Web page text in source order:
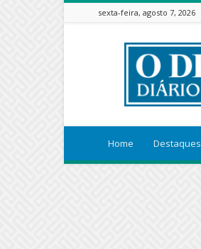
sexta-feira, agosto 7, 2026
ODEBATEON
Home Destaques